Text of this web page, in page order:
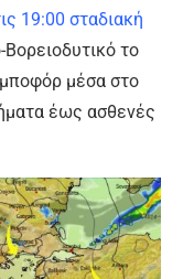
19:00 σταδιακή
το
μέσα στο
έως ασθενές